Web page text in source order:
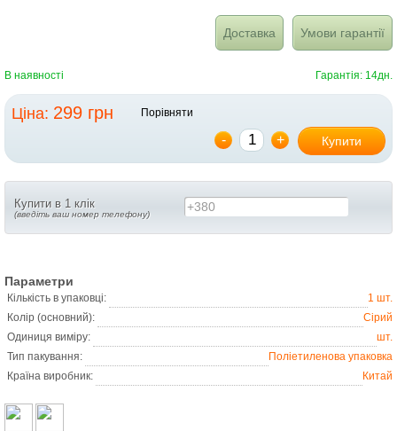
Доставка Умови гарантії
В наявності Гарантія: 14дн.
Ціна: 299 грн Порівняти
- + Купити
Купити в 1 клік
(введіть ваш номер телефону) +380
Параметри
Кількість в упаковці:
1 шт.
Колір (основний):
Сірий
Одиниця виміру:
шт.
Тип пакування:
Поліетиленова упаковка
Країна виробник:
Китай